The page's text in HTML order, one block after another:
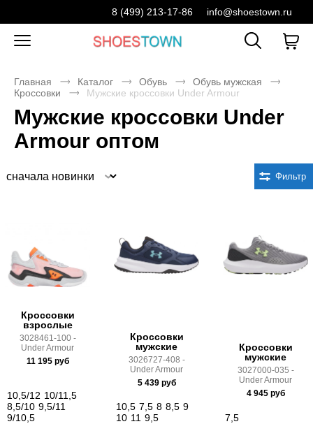
8 (499) 213-17-86 info@shoestown.ru
Главная Каталог Обувь
Обувь мужская
Кроссовки
Мужские кроссовки Under Armour
Мужские кроссовки Under
Armour оптом
Фильтр
Кроссовки
взрослые
3028461-100 -
Under Armour
11 195руб
10,5/12 10/11,5
8,5/10 9,5/11
9/10,5
Кроссовки
мужские
3026727-408 -
Under Armour
5 439руб
10,5 7,5 8 8,5 9
10 11 9,5
Кроссовки
мужские
3027000-035 -
Under Armour
4 945руб
7,5